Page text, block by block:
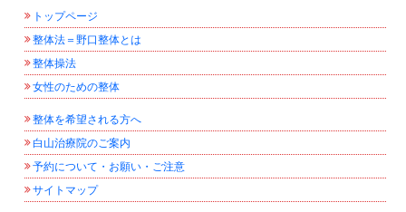
トップページ
整体法＝野口整体とは
整体操法
女性のための整体
整体を希望される方へ
白山治療院のご案内
予約について・お願い・ご注意
サイトマップ